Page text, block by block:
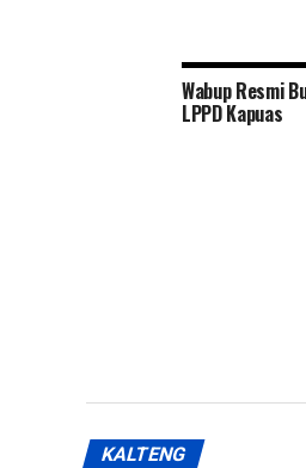
Wabup Resmi
LPPD Kapuas
KALTENG